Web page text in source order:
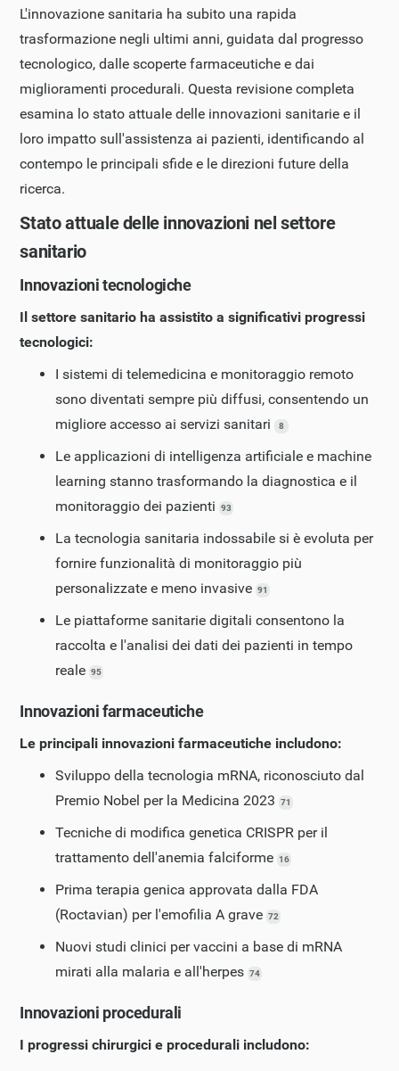
L'innovazione sanitaria ha subito una rapida
trasformazione negli ultimi anni, guidata dal progresso
tecnologico, dalle scoperte farmaceutiche e dai
miglioramenti procedurali. Questa revisione completa
esamina lo stato attuale delle innovazioni sanitarie e il
loro impatto sull'assistenza ai pazienti, identificando al
contempo le principali sfide e le direzioni future della
ricerca.
Stato attuale delle innovazioni nel settore
sanitario
Innovazioni tecnologiche
Il settore sanitario ha assistito a significativi progressi
tecnologici:
I sistemi di telemedicina e monitoraggio remoto
sono diventati sempre più diffusi, consentendo un
migliore accesso ai servizi sanitari
8
Le applicazioni di intelligenza artificiale e machine
learning stanno trasformando la diagnostica e il
monitoraggio dei pazienti
93
La tecnologia sanitaria indossabile si è evoluta per
fornire funzionalità di monitoraggio più
personalizzate e meno invasive 91
Le piattaforme sanitarie digitali consentono la
raccolta e l'analisi dei dati dei pazienti in tempo
reale 95
Innovazioni farmaceutiche
Le principali innovazioni farmaceutiche includono:
Sviluppo della tecnologia mRNA, riconosciuto dal
Premio Nobel per la Medicina 2023
71
Tecniche di modifica genetica CRISPR per il
trattamento dell'anemia falciforme 16
Prima terapia genica approvata dalla FDA
(Roctavian) per l'emofilia A grave 72
Nuovi studi clinici per vaccini a base di mRNA
mirati alla malaria e all'herpes 74
Innovazioni procedurali
I progressi chirurgici e procedurali includono: